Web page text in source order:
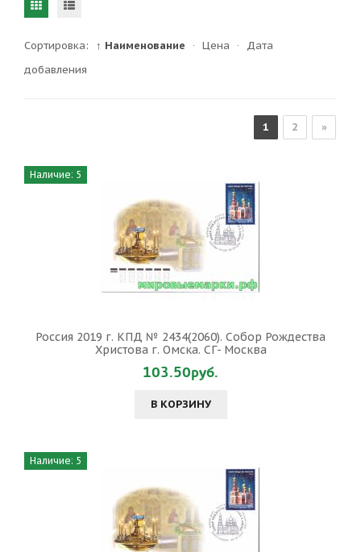
Сортировка: ↑ Наименование · Цена ·
Дата
добавления
1 2 »
Наличие: 5
Россия 2019 г. КПД № 2434(2060). Собор Рождества
Христова г. Омска. СГ- Москва
103.50руб.
В КОРЗИНУ
Наличие: 5